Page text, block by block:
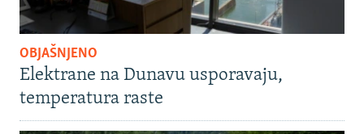
OBJAŠNJENO
Elektrane na Dunavu usporavaju,
temperatura raste